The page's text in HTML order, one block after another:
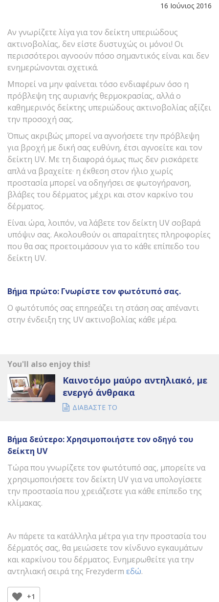
16 Ιούνιος 2016
Αν γνωρίζετε λίγα για τον δείκτη υπεριώδους
ακτινοβολίας, δεν είστε δυστυχώς οι μόνοι! Οι
περισσότεροι αγνοούν πόσο σημαντικός είναι και δεν
ενημερώνονται σχετικά.
Μπορεί να μην φαίνεται τόσο ενδιαφέρων όσο η
πρόβλεψη της αυριανής θερμοκρασίας, αλλά ο
καθημερινός δείκτης υπεριώδους ακτινοβολίας αξίζει
την προσοχή σας.
Όπως ακριβώς μπορεί να αγνοήσετε την πρόβλεψη
για βροχή με δική σας ευθύνη, έτσι αγνοείτε και τον
δείκτη UV. Με τη διαφορά όμως πως δεν ρισκάρετε
απλά να βραχείτε· η έκθεση στον ήλιο χωρίς
προστασία μπορεί να οδηγήσει σε φωτογήρανση,
βλάβες του δέρματος μέχρι και στον καρκίνο του
δέρματος.
Είναι ώρα, λοιπόν, να λάβετε τον δείκτη UV σοβαρά
υπόψιν σας. Ακολουθούν οι απαραίτητες πληροφορίες
που θα σας προετοιμάσουν για το κάθε επίπεδο του
δείκτη UV.
Bήμα πρώτο: Γνωρίστε τον φωτότυπό σας.
Ο φωτότυπός σας επηρεάζει τη στάση σας απέναντι
στην ένδειξη της UV ακτινοβολίας κάθε μέρα.
You'll also enjoy this!
Καινοτόμο μαύρο αντηλιακό, με
ενεργό άνθρακα
ΔΙΑΒΑΣΤΕ ΤΟ
Βήμα δεύτερο: Χρησιμοποιήστε τον οδηγό του
δείκτη UV
Τώρα που γνωρίζετε τον φωτότυπό σας, μπορείτε να
χρησιμοποιήσετε τον δείκτη UV για να υπολογίσετε
την προστασία που χρειάζεστε για κάθε επίπεδο της
κλίμακας.
Αν πάρετε τα κατάλληλα μέτρα για την προστασία του
δέρματός σας, θα μειώσετε τον κίνδυνο εγκαυμάτων
και καρκίνου του δέρματος. Ενημερωθείτε για την
αντηλιακή σειρά της Frezyderm εδώ.
+1